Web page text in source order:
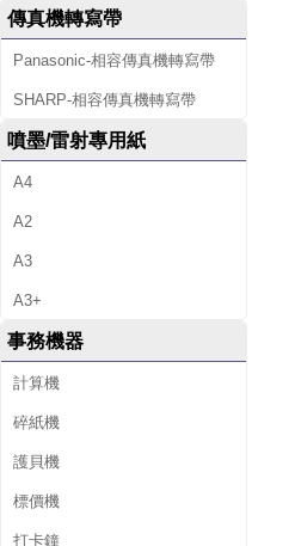
傳真機轉寫帶
Panasonic-相容傳真機轉寫帶
SHARP-相容傳真機轉寫帶
噴墨/雷射專用紙
A4
A2
A3
A3+
事務機器
計算機
碎紙機
護貝機
標價機
打卡鐘